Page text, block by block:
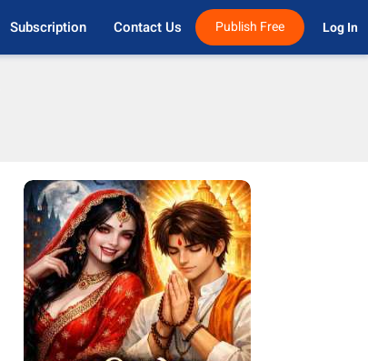
Subscription Contact Us Publish Free Log In